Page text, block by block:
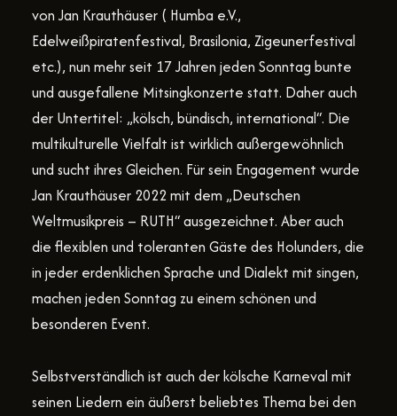
von Jan Krauthäuser ( Humba e.V.,
Edelweißpiratenfestival, Brasilonia, Zigeunerfestival
etc.), nun mehr seit 17 Jahren jeden Sonntag bunte
und ausgefallene Mitsingkonzerte statt. Daher auch
der Untertitel: „kölsch, bündisch, international“. Die
multikulturelle Vielfalt ist wirklich außergewöhnlich
und sucht ihres Gleichen. Für sein Engagement wurde
Jan Krauthäuser 2022 mit dem „Deutschen
Weltmusikpreis – RUTH“ ausgezeichnet. Aber auch
die flexiblen und toleranten Gäste des Holunders, die
in jeder erdenklichen Sprache und Dialekt mit singen,
machen jeden Sonntag zu einem schönen und
besonderen Event.
Selbstverständlich ist auch der kölsche Karneval mit
seinen Liedern ein äußerst beliebtes Thema bei den